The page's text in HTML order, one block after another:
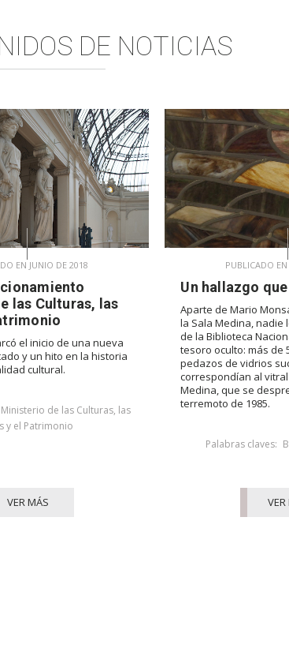
DE NOTICIAS
EN JUNIO DE 2018
las Culturas, las
el inicio de una nueva
y un hito en la historia
cultural.
Ministerio de las Culturas, las
y el Patrimonio
VER MÁS
PUBLICADO
Un hallazgo
Aparte de Mario
la Sala Medina, nadie
de la Biblioteca
tesoro oculto: más de
pedazos de vidrios
correspondían al
Medina, que se
terremoto de 1985.
Palabras claves: